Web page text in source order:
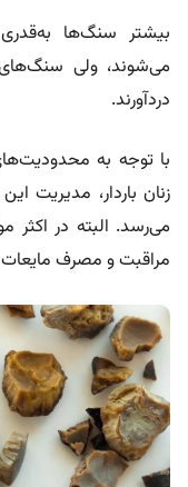
بیشتر سنگ‌ها
می‌شوند، ولی سنگ‌های
درد‌آورند.
با توجه به
زنان باردار، مدیریت این
می‌رسد. البته در اکثر
مراقبت و مصرف